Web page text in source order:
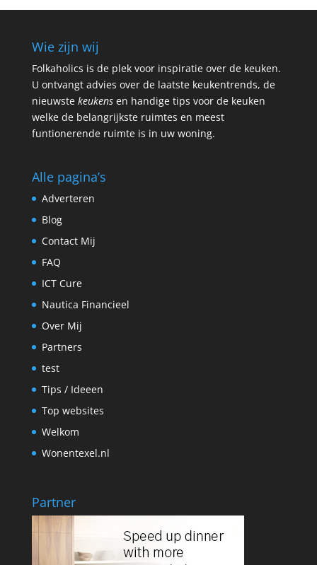
Wie zijn wij
Folkaholics is de plek voor inspiratie over de keuken.
U ontvangt advies over de laatste keukentrends, de
nieuwste keukensen handige tips voor de keuken
welke de belangrijkste ruimtes en meest
funtionerende ruimte is in uw woning.
Alle pagina’s
Adverteren
Blog
Contact Mij
FAQ
ICT Cure
Nautica Financieel
Over Mij
Partners
test
Tips / Ideeen
Top websites
Welkom
Wonentexel.nl
Partner